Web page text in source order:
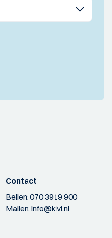
Contact
Bellen:070 3919 900
Mailen:info@kivi.nl